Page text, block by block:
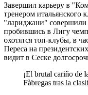
Завершил карьеру в
тренером итальянского
"лариджани" совершили
пробившись в Лигу
охотятся топ-клубы, в
Переса на
видит в Сеске
¡El brutal cariño de
Fàbregas tras la